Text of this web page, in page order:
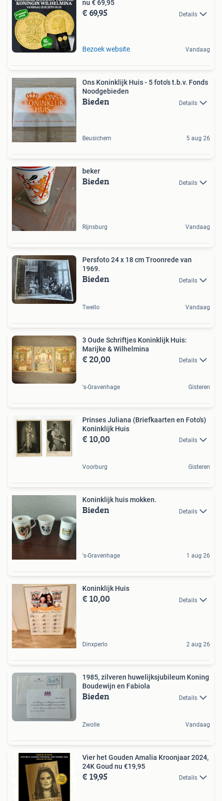
nu € 69,95
€ 69,95 Details
Bezoek website Vandaag
Ons Koninklijk Huis - 5 foto's t.b.v. Fonds
Noodgebieden
Bieden Details
Beusichem 5 aug 26
beker
Bieden Details
Rijnsburg Vandaag
Persfoto 24 x 18 cm Troonrede van
1969.
Bieden Details
Twello Vandaag
3 Oude Schriftjes Koninklijk Huis:
Marijke & Wilhelmina
€ 20,00 Details
's-Gravenhage Gisteren
Prinses Juliana (Briefkaarten en Foto's)
Koninklijk Huis
€ 10,00 Details
Voorburg Gisteren
Koninklijk huis mokken.
Bieden Details
's-Gravenhage 1 aug 26
Koninklijk Huis
€ 10,00 Details
Dinxperlo 2 aug 26
1985, zilveren huwelijksjubileum Koning
Boudewijn en Fabiola
Bieden Details
Zwolle Vandaag
Vier het Gouden Amalia Kroonjaar 2024,
24K Goud nu €19,95
€ 19,95 Details